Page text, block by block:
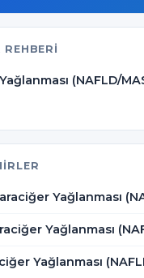
(NAFLD/
Yağlanması
Yağlanması
Yağlanması